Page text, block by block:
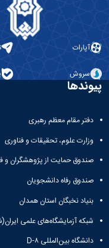
معاونت
معاونت
پژوهشی
معاونت
تکمیلی
منتخب
هیات
ممیزی
کمیته
شورای
فرهنگی
دانشکده
ها
آئین
نامه
سمینارها
پایان
نامه
ها
آیین‌نامه‌های
آموزشی
گروه
گروه
صنایع
کامپیوتر
نشریات
پژوهش
مهندسی
صنایع
در
سیستم
Journal
of
مهندسی
مهندسی
مکانیک
آپارات
سروش
پیوندها
دفتر مقام معظم رهبری
وزارت علوم، تحقیقات و فناوری
صندوق حمایت از پژوهشگران و
صندوق رفاه دانشجویان
بنیاد نخبگان استان همدان
شبکه آزمایشگاه‌های علمی
دانشگاه بین‌المللی D-۸